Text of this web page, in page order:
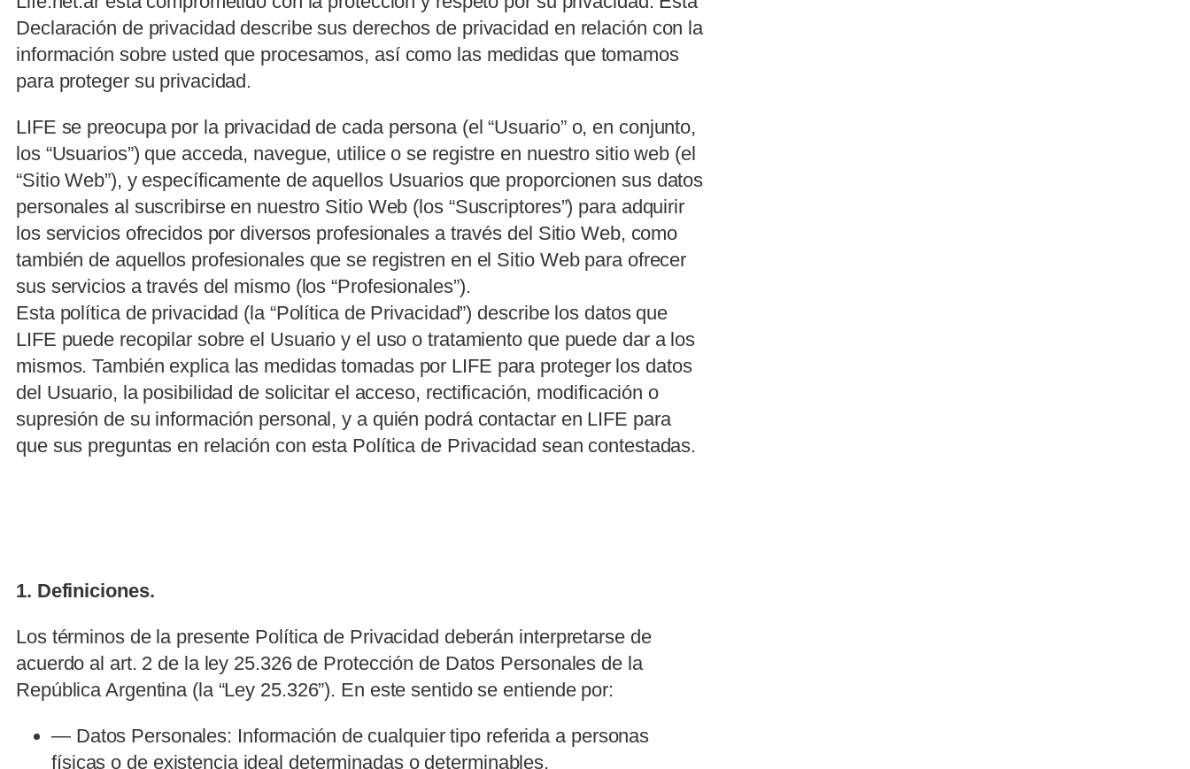
Declaración de privacidad describe sus derechos de privacidad en relación con la
información sobre usted que procesamos, así como las medidas que tomamos
para proteger su privacidad.
LIFE se preocupa por la privacidad de cada persona (el “Usuario” o, en conjunto,
los “Usuarios”) que acceda, navegue, utilice o se registre en nuestro sitio web (el
“Sitio Web”), y específicamente de aquellos Usuarios que proporcionen sus datos
personales al suscribirse en nuestro Sitio Web (los “Suscriptores”) para adquirir
los servicios ofrecidos por diversos profesionales a través del Sitio Web, como
también de aquellos profesionales que se registren en el Sitio Web para ofrecer
sus servicios a través del mismo (los “Profesionales”).
Esta política de privacidad (la “Política de Privacidad”) describe los datos que
LIFE puede recopilar sobre el Usuario y el uso o tratamiento que puede dar a los
mismos. También explica las medidas tomadas por LIFE para proteger los datos
del Usuario, la posibilidad de solicitar el acceso, rectificación, modificación o
supresión de su información personal, y a quién podrá contactar en LIFE para
que sus preguntas en relación con esta Política de Privacidad sean contestadas.
1. Definiciones.
Los términos de la presente Política de Privacidad deberán interpretarse de
acuerdo al art. 2 de la ley 25.326 de Protección de Datos Personales de la
República Argentina (la “Ley 25.326”). En este sentido se entiende por:
— Datos Personales: Información de cualquier tipo referida a personas
físicas o de existencia ideal determinadas o determinables.